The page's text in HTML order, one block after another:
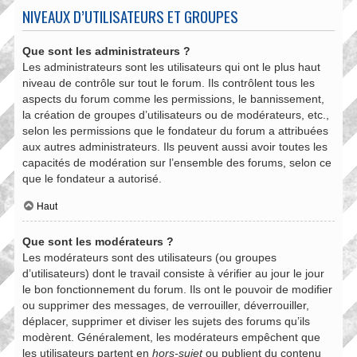
NIVEAUX D’UTILISATEURS ET GROUPES
Que sont les administrateurs ?
Les administrateurs sont les utilisateurs qui ont le plus haut
niveau de contrôle sur tout le forum. Ils contrôlent tous les
aspects du forum comme les permissions, le bannissement,
la création de groupes d’utilisateurs ou de modérateurs, etc.,
selon les permissions que le fondateur du forum a attribuées
aux autres administrateurs. Ils peuvent aussi avoir toutes les
capacités de modération sur l’ensemble des forums, selon ce
que le fondateur a autorisé.
Haut
Que sont les modérateurs ?
Les modérateurs sont des utilisateurs (ou groupes
d’utilisateurs) dont le travail consiste à vérifier au jour le jour
le bon fonctionnement du forum. Ils ont le pouvoir de modifier
ou supprimer des messages, de verrouiller, déverrouiller,
déplacer, supprimer et diviser les sujets des forums qu’ils
modèrent. Généralement, les modérateurs empêchent que
les utilisateurs partent en hors-sujetou publient du contenu